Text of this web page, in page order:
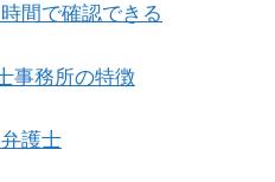
間で確認できる
事務所の特徴
護士